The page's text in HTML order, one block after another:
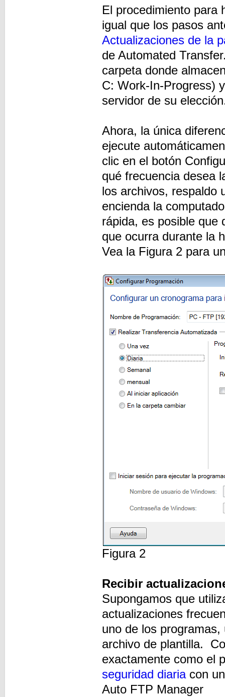
El procedimiento para
igual que los pasos
Actualizaciones de la
de Automated
carpeta donde
C: Work-In-Progress)
servidor de su
Ahora, la única
ejecute
clic en el botón
qué frecuencia desea
los archivos, respaldo
encienda la
rápida, es posible que
que ocurra durante la
Vea la Figura 2 para
Figura 2
Recibir
Supongamos que
actualizaciones
uno de los
archivo de plantilla.
exactamente como el
seguridad diariacon
Auto FTP Manager